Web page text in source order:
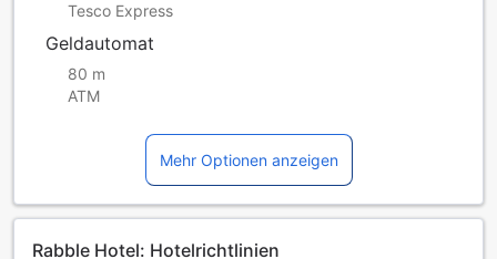
Tesco Express
Geldautomat
80 m
ATM
Mehr Optionen anzeigen
Rabble Hotel: Hotelrichtlinien